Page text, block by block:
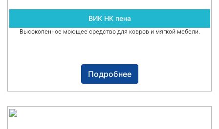
ВИК НК пена
Высокопенное моющее средство для ковров и мягкой мебели.
Подробнее